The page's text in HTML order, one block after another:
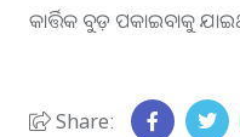
କାର୍ତ୍ତିକ ବୁଡ଼ ପକାଇବାକୁ
Share: